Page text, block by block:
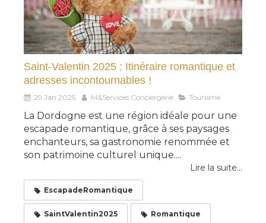
Saint-Valentin 2025 : Itinéraire romantique et
adresses incontournables !
29 Jan 2025 M&Services Conciergerie Tourisme
La Dordogne est une région idéale pour une
escapade romantique, grâce à ses paysages
enchanteurs, sa gastronomie renommée et
son patrimoine culturel unique....
Lire la suite...
EscapadeRomantique
SaintValentin2025 Romantique